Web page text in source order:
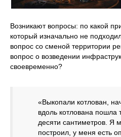
Возникают вопросы: по какой
который изначально не
вопрос со сменой территории
вопрос о возведении
своевременно?
«Выкопали котлован,
вдоль котлована
десяти сантиметров. Я
построил, у меня есть